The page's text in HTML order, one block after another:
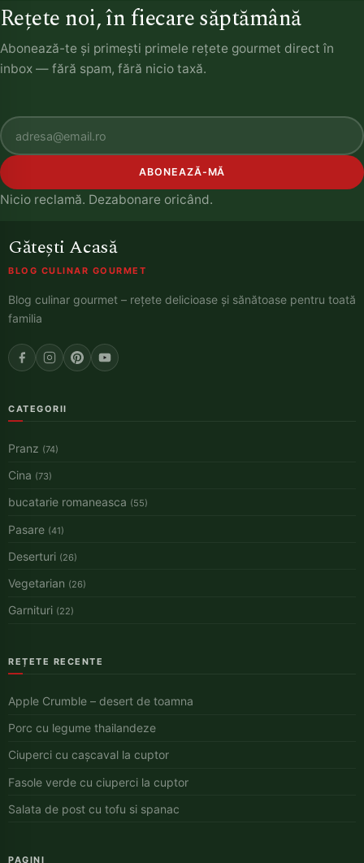
Rețete noi, în fiecare săptămână
Abonează-te și primești primele rețete gourmet direct în
inbox — fără spam, fără nicio taxă.
ABONEAZĂ-MĂ
Nicio reclamă. Dezabonare oricând.
Gătești Acasă
BLOG CULINAR GOURMET
Blog culinar gourmet – rețete delicioase și sănătoase pentru toată
familia
CATEGORII
Pranz (74)
Cina (73)
bucatarie romaneasca (55)
Pasare (41)
Deserturi (26)
Vegetarian (26)
Garnituri (22)
REȚETE RECENTE
Apple Crumble – desert de toamna
Porc cu legume thailandeze
Ciuperci cu cașcaval la cuptor
Fasole verde cu ciuperci la cuptor
Salata de post cu tofu si spanac
PAGINI